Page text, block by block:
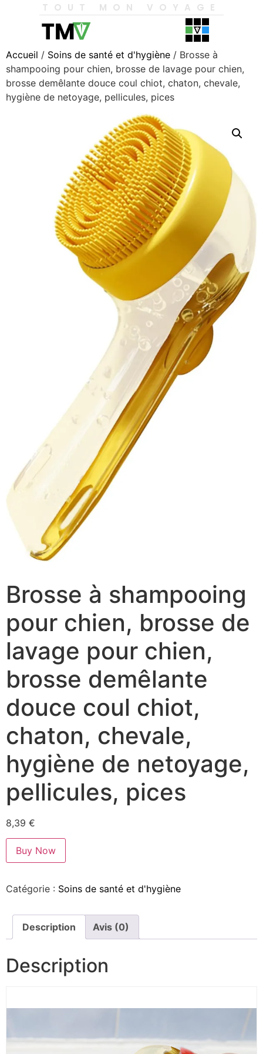
TOUT MON VOYAGE
Accueil / Soins de santé et d'hygiène / Brosse à
shampooing pour chien, brosse de lavage pour chien,
brosse demêlante douce coul chiot, chaton, chevale,
hygiène de netoyage, pellicules, pices
Brosse à shampooing
pour chien, brosse de
lavage pour chien,
brosse demêlante
douce coul chiot,
chaton, chevale,
hygiène de netoyage,
pellicules, pices
8,39 €
Buy Now
Catégorie : Soins de santé et d'hygiène
Description Avis (0)
Description